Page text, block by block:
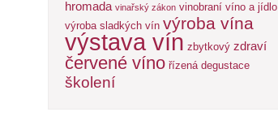
hromada vinařský zákon vinobraní víno a jídlo
výroba sladkých vín výroba vína
výstava vín zbytkový zdraví
červené víno řízená degustace
školení